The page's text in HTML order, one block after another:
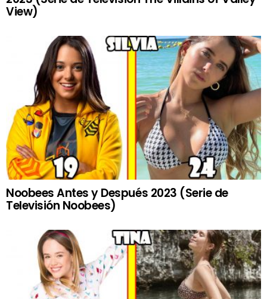
View)
Noobees Antes y Después 2023 (Serie de
Televisión Noobees)